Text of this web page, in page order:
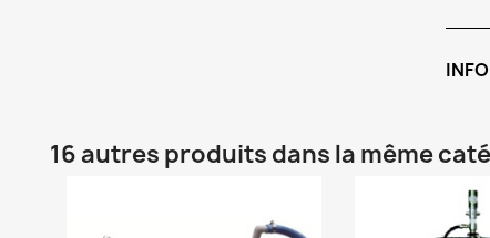
16 autres produits dans la même